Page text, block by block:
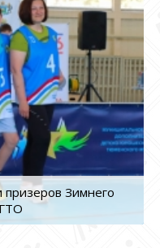
призеров Зимнего